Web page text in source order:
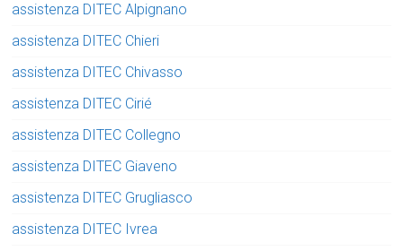
assistenza DITEC Alpignano
assistenza DITEC Chieri
assistenza DITEC Chivasso
assistenza DITEC Cirié
assistenza DITEC Collegno
assistenza DITEC Giaveno
assistenza DITEC Grugliasco
assistenza DITEC Ivrea